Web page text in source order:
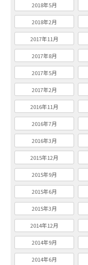
2018年5月
2018年2月
2017年11月
2017年8月
2017年5月
2017年2月
2016年11月
2016年7月
2016年3月
2015年12月
2015年9月
2015年6月
2015年3月
2014年12月
2014年9月
2014年6月